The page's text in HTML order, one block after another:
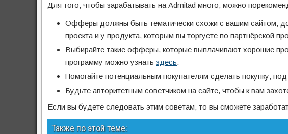
Для того, чтобы зарабатывать на Admitad много, можно
Офферы должны быть тематически схожи с вашим сайтом,
проекта и у продукта, которым вы торгуете по партнёрской
Выбирайте такие офферы, которые выплачивают хорошие
программу можно узнать здесь.
Помогайте потенциальным покупателям сделать покупку,
Будьте авторитетным советчиком на сайте, чтобы к вам
Если вы будете следовать этим советам, то вы сможете
Также по этой теме: